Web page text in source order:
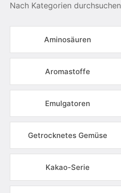
Nach Kategorien durchsuchen
Aminosäuren
Aromastoffe
Emulgatoren
Getrocknetes Gemüse
Kakao-Serie